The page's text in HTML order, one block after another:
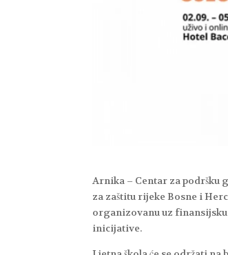
Arnika – Centar za podršku
za zaštitu rijeke Bosne i
organizovanu uz
inicijative.